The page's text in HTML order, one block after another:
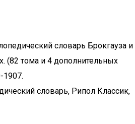
словарь Брокгауза и
(82 тома и 4 дополнительных
1907.
словарь, Рипол Классик,